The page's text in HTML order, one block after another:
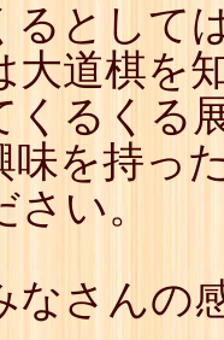
るとして
大道棋を
くるくる
味を持っ
い。
なさんの